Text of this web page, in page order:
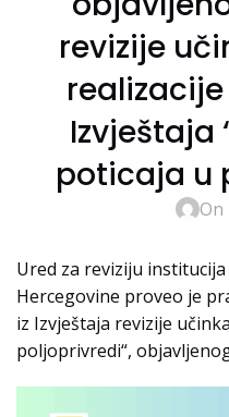
revizije
Izvještaja
poticaja u
On
Ured za reviziju
Hercegovine proveo je
iz Izvještaja revizije
poljoprivredi“,